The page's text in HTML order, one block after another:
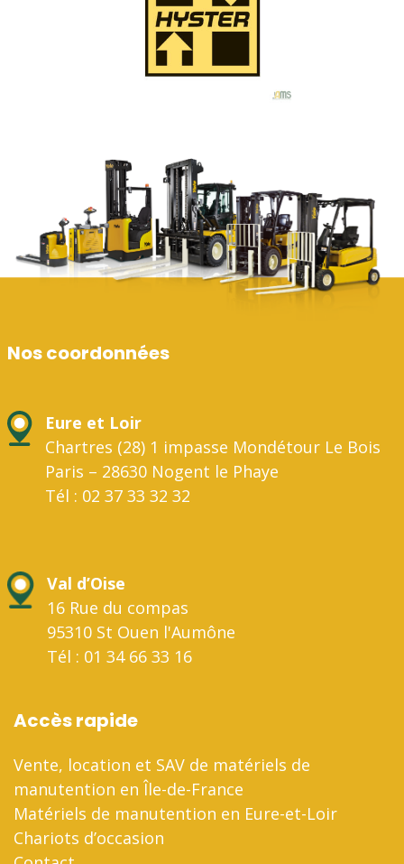
Nos coordonnées
Eure et Loir
Chartres (28) 1 impasse Mondétour Le Bois
Paris – 28630 Nogent le Phaye
Tél : 02 37 33 32 32
Val d’Oise
16 Rue du compas
95310 St Ouen l'Aumône
Tél : 01 34 66 33 16
Accès rapide
Vente, location et SAV de matériels de
manutention en Île-de-France
Matériels de manutention en Eure-et-Loir
Chariots d’occasion